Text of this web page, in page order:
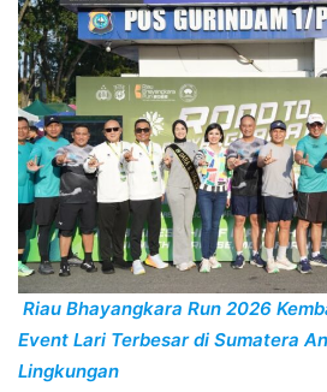
Riau Bhayangkara Run 2026
Event Lari Terbesar di Sumatera
Lingkungan